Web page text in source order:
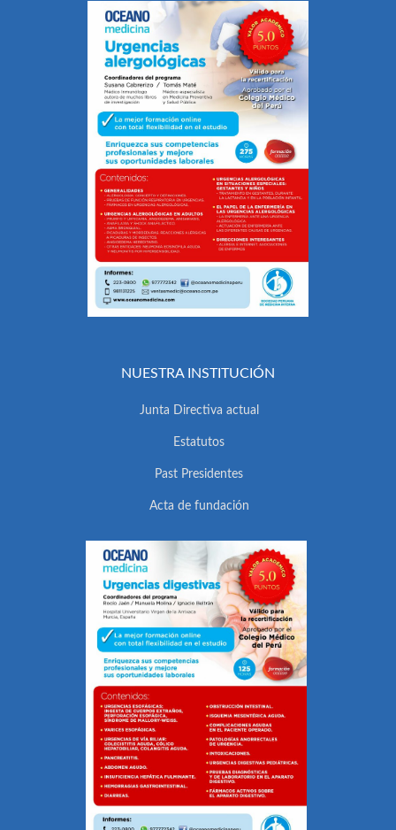
NUESTRA INSTITUCIÓN
Junta Directiva actual
Estatutos
Past Presidentes
Acta de fundación